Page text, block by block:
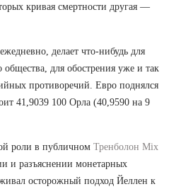
кривая смертности другая —
делает что-нибудь для
общества, для обострения уже и так
противоречий. Евро поднялся
41,9039 100 Орла (40,9590 на 9
роли в публичном Тренболон Mix
и разъяснении монетарных
осторожный подход Йеллен к